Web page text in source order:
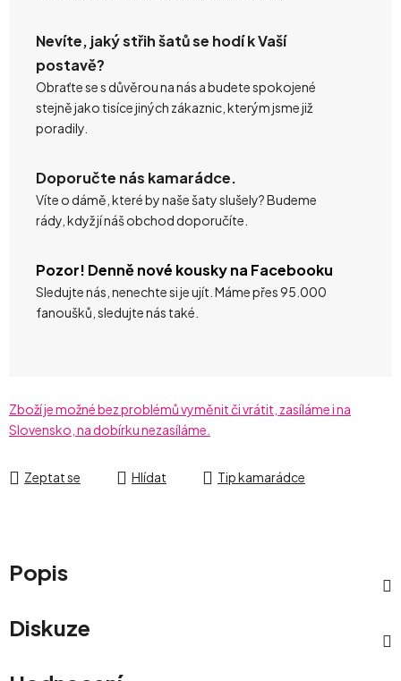
Nevíte, jaký střih šatů se hodí k Vaší
postavě?
Obraťte se s důvěrou na nás a budete spokojené
stejně jako tisíce jiných zákaznic, kterým jsme již
poradily.
Doporučte nás kamarádce.
Víte o dámě, které by naše šaty slušely? Budeme
rády, když jí náš obchod doporučíte.
Pozor! Denně nové kousky na Facebooku
Sledujte nás, nenechte si je ujít. Máme přes 95.000
fanoušků, sledujte nás také.
Zboží je možné bez problémů vyměnit či vrátit, zasíláme i na
Slovensko, na dobírku nezasíláme.
Zeptat se Hlídat Tip kamarádce
Popis
Diskuze